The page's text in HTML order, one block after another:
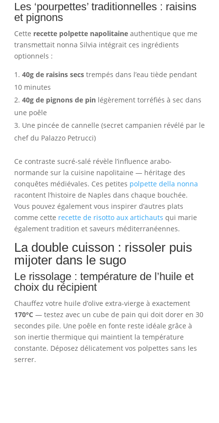
Les ‘pourpettes’ traditionnelles : raisins
et pignons
Cette recette polpette napolitaineauthentique que me
transmettait nonna Silvia intégrait ces ingrédients
optionnels :
40g de raisins secstrempés dans l’eau tiède pendant
10 minutes
40g de pignons de pinlégèrement torréfiés à sec dans
une poêle
Une pincée de cannelle (secret campanien révélé par le
chef du Palazzo Petrucci)
Ce contraste sucré-salé révèle l’influence arabo-
normande sur la cuisine napolitaine — héritage des
conquêtes médiévales. Ces petites polpette della nonna
racontent l’histoire de Naples dans chaque bouchée.
Vous pouvez également vous inspirer d’autres plats
comme cette recette de risotto aux artichauts qui marie
également tradition et saveurs méditerranéennes.
La double cuisson : rissoler puis
mijoter dans le sugo
Le rissolage : température de l’huile et
choix du récipient
Chauffez votre huile d’olive extra-vierge à exactement
170°C — testez avec un cube de pain qui doit dorer en 30
secondes pile. Une poêle en fonte reste idéale grâce à
son inertie thermique qui maintient la température
constante. Déposez délicatement vos polpettes sans les
serrer.